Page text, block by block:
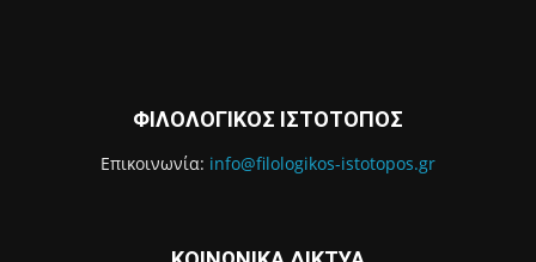
ΦΙΛΟΛΟΓΙΚΟΣ ΙΣΤΟΤΟΠΟΣ
Επικοινωνία: info@filologikos-istotopos.gr